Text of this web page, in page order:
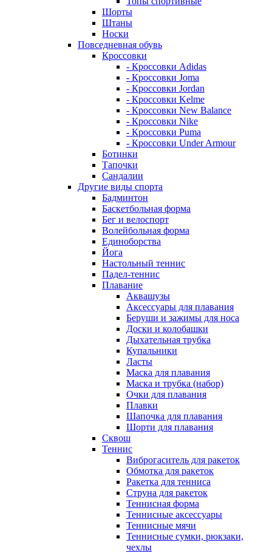
Шорты
Штаны
Носки
Повседневная обувь
Кроссовки
- Кроссовки Adidas
- Кроссовки Joma
- Кроссовки Jordan
- Кроссовки Kelme
- Кроссовки New Balance
- Кроссовки Nike
- Кроссовки Puma
- Кроссовки Under Armour
Ботинки
Тапочки
Сандалии
Другие виды спорта
Бадминтон
Баскетбольная форма
Бег и велоспорт
Волейбольная форма
Единоборства
Йога
Настольный теннис
Падел-теннис
Плавание
Аквашузы
Аксессуары для плавания
Беруши и зажимы для носа
Доски и колобашки
Дыхательная трубка
Купальники
Ласты
Маска для плавания
Маска и трубка (набор)
Очки для плавания
Плавки
Шапочка для плавания
Шорти для плавания
Сквош
Теннис
Виброгаситель для ракеток
Обмотка для ракеток
Ракетка для тенниса
Струна для ракеток
Теннисная форма
Теннисные аксессуары
Теннисные мячи
Теннисные сумки, рюкзаки,
чехлы